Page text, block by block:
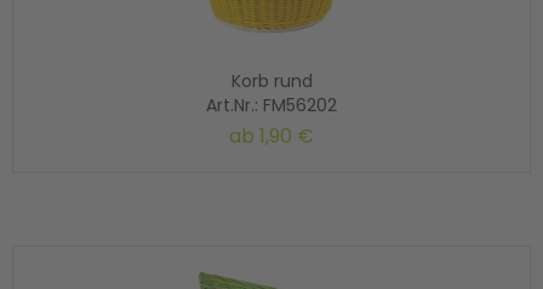
Korb rund
Art.Nr.: FM56202
ab 1,90 €